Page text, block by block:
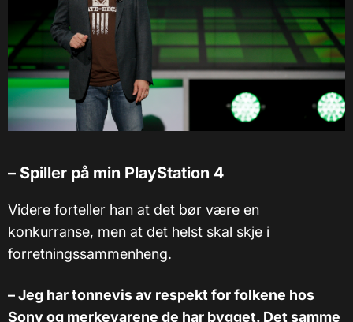
– Spiller på min PlayStation 4
Videre forteller han at det bør være en
konkurranse, men at det helst skal skje i
forretningssammenheng.
– Jeg har tonnevis av respekt for folkene hos
Sony og merkevarene de har bygget. Det samme